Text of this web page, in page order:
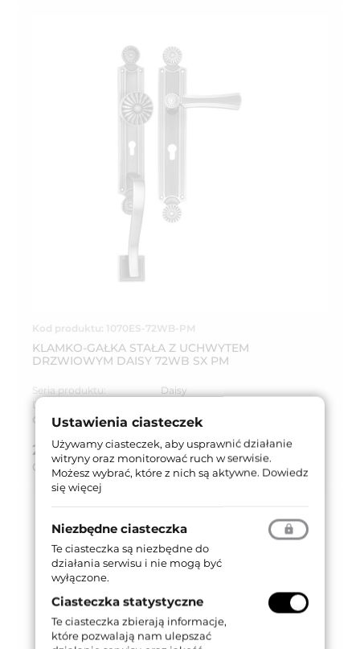
Kod produktu: 1070ES-72WB-PM
KLAMKO-GAŁKA STAŁA Z UCHWYTEM
DRZWIOWYM DAISY 72WB SX PM
Seria produktu:
Daisy
Dostępność:
Czas dostawy: Do 8 tygodni
2 321,38 złbrutto (z VAT 23%)
Cena za:kpl
Ustawienia ciasteczek
Używamy ciasteczek, aby usprawnić działanie
witryny oraz monitorować ruch w serwisie.
Możesz wybrać, które z nich są aktywne. Dowiedz
się więcej
Niezbędne ciasteczka
Te ciasteczka są niezbędne do
działania serwisu i nie mogą być
wyłączone.
Ciasteczka statystyczne
Te ciasteczka zbierają informacje,
które pozwalają nam ulepszać